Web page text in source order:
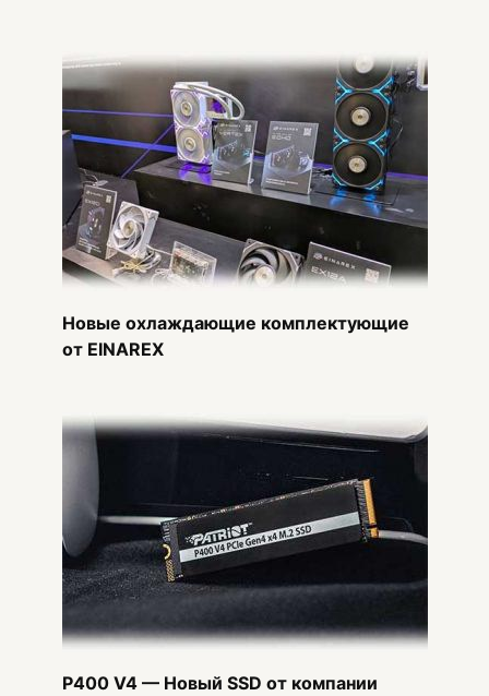
Новые охлаждающие комплектующие
от EINAREX
P400 V4 — Новый SSD от компании